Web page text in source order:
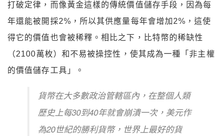
打破定律 ，而像黃金這樣的傳統價值儲存手段，因為每
年還能被開採2%，所以其供應量每年會增加2%，這使
得它的價值也會被稀釋 。相比之下，比特幣的稀缺性
（2100萬枚）和不易被操控性，使其成為一種「非主權
的價值儲存工具」。
貨幣在大多數政治管轄區內，在整個人類
歷史上每30到40年就會崩潰一次，美元作
為20世紀的勝利貨幣，世界上最好的貨